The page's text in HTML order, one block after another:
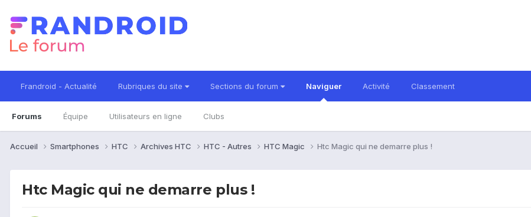
Frandroid - Actualité Rubriques du site Sections du forum Naviguer
Forums Équipe Utilisateurs en ligne Clubs
Activité Classement
Accueil Smartphones HTC Archives HTC HTC - Autres HTC Magic Htc Magic qui ne demarre plus !
Htc Magic qui ne demarre plus !